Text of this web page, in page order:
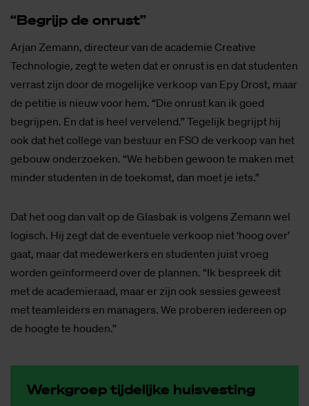
“Be­grijp de on­rust”
Arjan Zemann, directeur van de academie Creative
Technologie, zegt te weten dat er onrust is en dat studenten
verrast zijn door de mogelijke verkoop van Epy Drost, maar
de petitie is nieuw voor hem. “Die onrust kan ik goed
begrijpen. En dat is heel vervelend.” Tegelijk begrijpt hij
ook dat het college van bestuur en FSO de verkoop van het
gebouw onderzoeken. “We hebben gewoon te maken met
minder studenten in de toekomst, dan moet je iets.”
Dat het oog dan valt op de Glasbak is volgens Zemann wel
logisch. Hij zegt dat de eventuele verkoop niet ‘hoog over’
gaat, maar dat medewerkers en studenten juist vroeg
worden geïnformeerd over de plannen. “Ik bespreek dit
met de academieraad, maar er zijn ook sessies geweest
met teamleiders en managers. We proberen iedereen op
de hoogte te houden.”
Werk­groep tij­de­lij­ke huis­ves­ting